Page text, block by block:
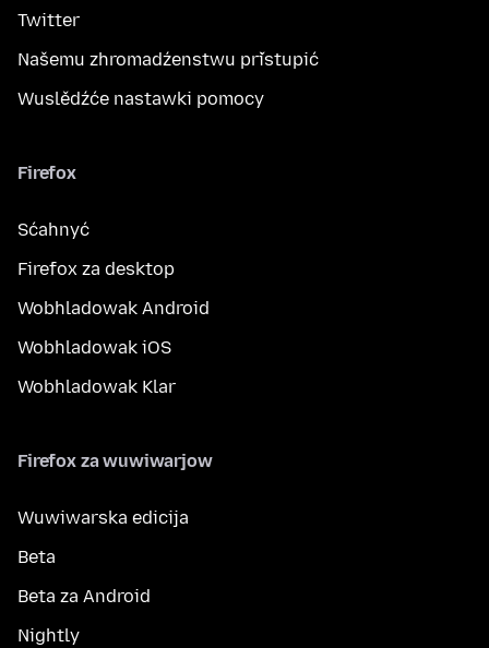
Twitter
Našemu zhromadźenstwu přistupić
Wuslědźće nastawki pomocy
Firefox
Sćahnyć
Firefox za desktop
Wobhladowak Android
Wobhladowak iOS
Wobhladowak Klar
Firefox za wuwiwarjow
Wuwiwarska edicija
Beta
Beta za Android
Nightly